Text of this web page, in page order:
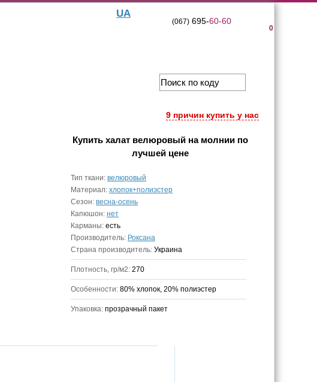
UA
0
(067)695-60-60
9 причин купить у нас
Купить халат велюровый на молниипо
лучшей цене
Тип ткани: велюровый
Материал: хлопок+полиэстер
Сезон: весна-осень
Капюшон: нет
Карманы: есть
Производитель: Роксана
Страна производитель: Украина
Плотность, гр/м2: 270
Особенности: 80% хлопок, 20% полиэстер
Упаковка: прозрачный пакет